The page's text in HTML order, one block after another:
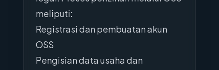
meliputi:
Registrasi dan pembuatan akun
OSS
Pengisian data usaha dan